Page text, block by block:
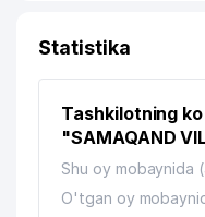
Statistika
Tashkilotning
"SAMAQAND
Shu oy mobaynida
O'tgan oy